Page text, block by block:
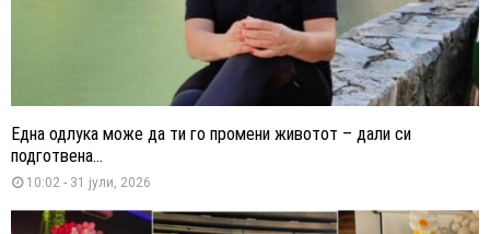
Една одлука може да ти го промени животот – дали си
подготвена...
10:02 - 31 јули, 2026